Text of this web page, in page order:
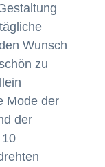
Wunsch
zu
Mode der
der